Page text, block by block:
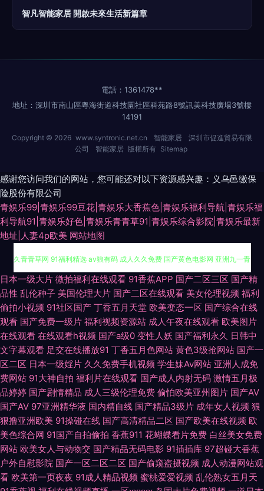
智凡智能家居 開啟未來生活新篇章
電話：1361478**
地址：深圳市南山區粵海街道科技園社區科苑路8號訊美科技廣場3號樓
14191
Copyright © 2026 www.syntronic.net.cn 智能家居
深圳市促進貿易有限
公司
智能家居 版權所有 Sitemap
感谢您访问我们的网站，您可能还对以下资源感兴趣：义乌邑缴保
险股份有限公司
青娱乐99|青娱乐99豆花|青娱乐大香蕉色|青娱乐福利导航|青娱乐福
利导航91|青娱乐好色|青娱乐青青草91|青娱乐综合影院|青娱乐最新
地址|人妻4p欧美 网站地图
日本中文字幕不卡 福利导航第一 日韩欧美福利导航 午夜激情AV导航 伊人久
久青青草网 91福利精选 av狼有码 成人久久免费 国产黄色电影网 亚洲九一青
草 91色se 超碰人人做爱 福利色成人导航 国产狼友99 国产做爱av 激情自拍
久久网91 五月天色社区 91九色绿帽夫妻 av先锋影音av 超碰自拍素人 国产
精品九九 黑料老司机精品 精品卡一在线 精品挑选伊人国产 老司机福利社91
偷拍白拍青青草 亚洲无码六月天 91福利区 91视频大全 99摸99操 变态另类3
超碰人妻在线观看 欧美成人另类 AV夜夜 久久人妻人人草 青娱乐网亚洲av
日屄导航 超碰97人人超 av变态另类 国产精品久久在线 中日韩性另类 99摸
日本一级大片 微拍福利在线观看 91香蕉APP 国产二区三区 国产精
品性 乱伦种子 美国伦理大片 国产二区在线观看 美女伦理视频 福利
偷拍小视频 91社区国产 丁香五月天堂 欧美变态一区 国产综合在线
观看 国产免费一级片 福利视频资源站 成人午夜在线观看 欧美图片
在线观看 在线观看h视频 国产a级0 变性人妖 国产福利永久 日韩中
文字幕观看 足交在线播放91 丁香五月色网站 黄色3级抢网站 国产一
区二区 日本一级婬片 久久免费手机视频 学生妹Av网站 亚洲人成免
费网站 91大神自拍 福利片在线观看 国产成人内射无码 激情五月极
品婷婷 国产剧情精品 成人三级伦理免费 偷怕欧美亚州图片 国产AV
国产AV 97亚洲精华液 国内精自线 国产精品3级片 成年女人视频 狠
狠撸亚洲欧美 91操碰在线 国产高清精品二区 国产欧美在线视频 欧
美色综合网 91国产自拍偷拍 香蕉911 花蝴蝶看片免费 白丝美女免费
网站 欧美女人与动物交 国产精品无码电影 91插插库 97超碰大香蕉
户外自慰影院 国产一区二区二区 国产偷窥盗摄视频 成人动漫网站观
看 欧美第一页夜夜 91成人精品视频 蜜桃爱爱视频 乱伦熟女五月天